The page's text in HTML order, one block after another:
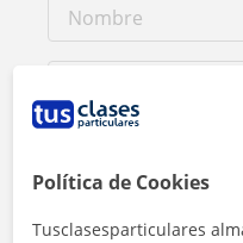
Política de Cookies
Tusclasesparticulares